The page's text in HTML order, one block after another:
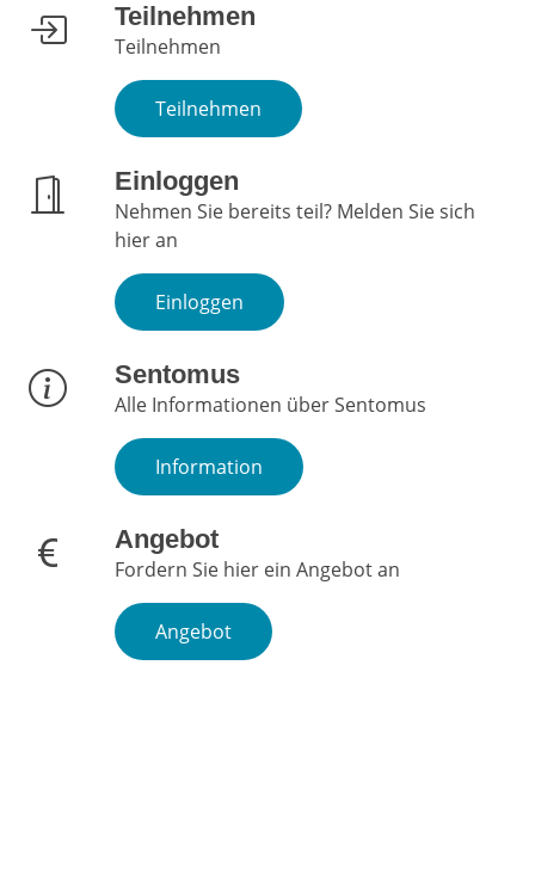
Teilnehmen
Teilnehmen
Teilnehmen
Einloggen
Nehmen Sie bereits teil? Melden Sie sich
hier an
Einloggen
Sentomus
Alle Informationen über Sentomus
Information
Angebot
Fordern Sie hier ein Angebot an
Angebot